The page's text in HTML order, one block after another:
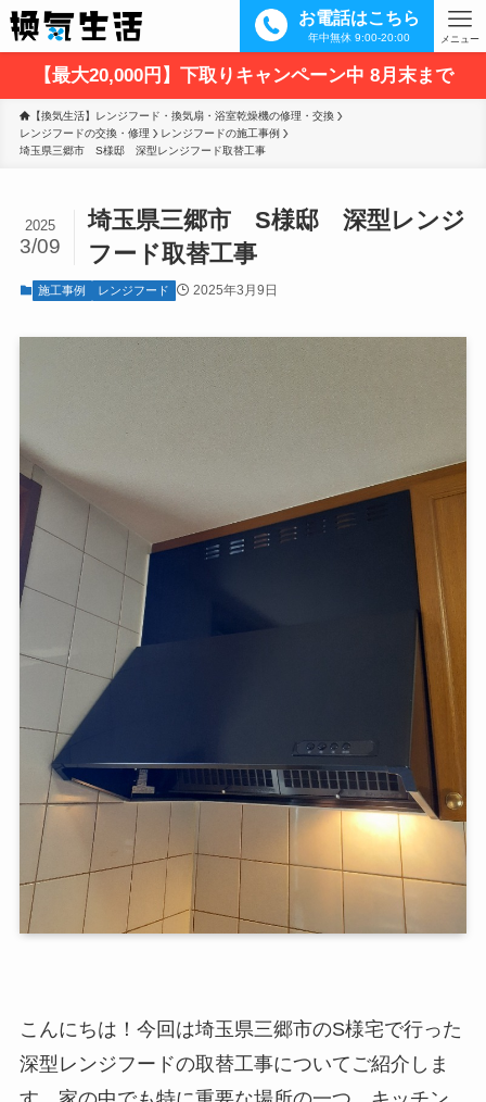
お電話はこちら
年中無休 9:00-20:00 メニュー
【最大20,000円】下取りキャンペーン中 8月末まで
【換気生活】レンジフード・換気扇・浴室乾燥機の修理・交換
レンジフードの交換・修理
レンジフードの施工事例
埼玉県三郷市　S様邸　深型レンジフード取替工事
埼玉県三郷市 S様邸 深型レンジ
フード取替工事
2025
3/09
施工事例 レンジフード 2025年3月9日
こんにちは！今回は埼玉県三郷市のS様宅で行った
深型レンジフードの取替工事についてご紹介しま